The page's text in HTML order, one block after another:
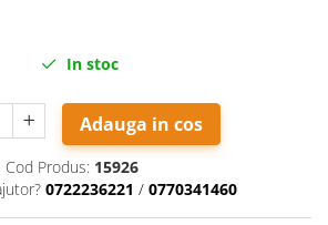
fara fir
In stoc
Adauga in cos
Cod Produs: 15926
0722236221 / 0770341460